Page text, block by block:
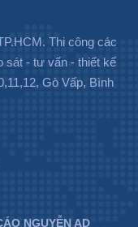
Thi công các
sát - tư vấn - thiết kế
Gò Vấp, Bình
NGUYỄN AD